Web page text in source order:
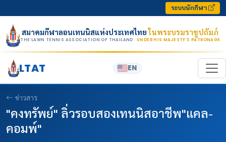
ระบบนักกีฬา
สมาคมกีฬาลอนเทนนิสแห่งประเทศไทยในพระบรมราชูปถัมภ์
THE LAWN TENNIS ASSOCIATION OF THAILAND · UNDER HIS MAJESTY’S PATRONAGE
LTAT EN
ข่าวสาร
"คงทรัพย์" ลิ่วรอบสองเทนนิสอาชีพ"แคล-
คอมพ์"